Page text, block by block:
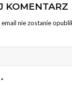
KOMENTARZ
nie zostanie
*